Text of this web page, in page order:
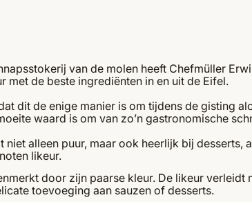
van de molen heeft Chefmüller
de beste ingrediënten in en uit de Eifel.
dit de enige manier is om tijdens de gisting
waard is om van zo’n gastronomische
niet alleen puur, maar ook heerlijk bij desserts,
likeur.
door zijn paarse kleur. De likeur verleidt
toevoeging aan sauzen of desserts.